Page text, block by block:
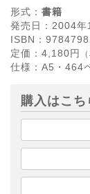
形式： 書籍
発売日： 2004年
ISBN：
定価： 4,180円
仕様： A5・ 464
購入はこち